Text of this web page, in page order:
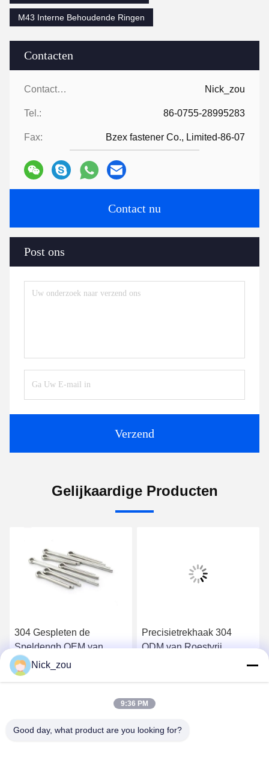
Contacten
Contacten: Nick_zou
Tel.: 86-0755-28995283
Fax: Bzex fastener Co., Limited-86-07
Contact nu
Post ons
Verzend
M43 Interne Behoudende Ringen
Gelijkaardige Producten
304 Gespleten de
Speldengb OEM van
roestvrij staalcotter pins
M10 voor Inudstry-
Precisietrekhaak 304
ODM van Roestvrij
Nick_zou
9:36 PM
Good day, what product are you looking for?